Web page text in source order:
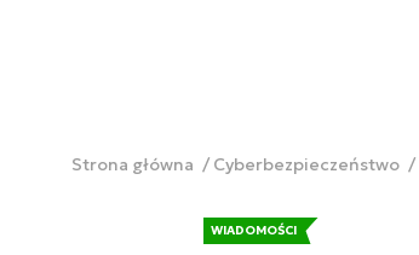
Strona główna Cyberbezpieczeństwo
WIADOMOŚCI